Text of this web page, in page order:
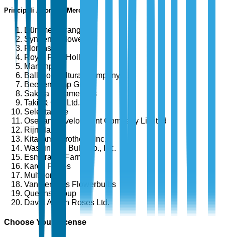
Principali Attori del Mercato
Dümmen Orange
Syngenta Flowers
Florensis
Royal FloraHolland
Marginpar
Ball Horticultural Company
Beekenkamp Group
Sakata Ornamentals
Takii & Co., Ltd.
Selecta One
Oserian Development Company Limited
RijnPlant
Kitayama Brothers, Inc.
Washington Bulb Co., Inc.
Esmeralda Farms
Karen Roses
Multiflora
Van den Bos Flowerbulbs
Queens Group
David Austin Roses Ltd.
Choose Your License